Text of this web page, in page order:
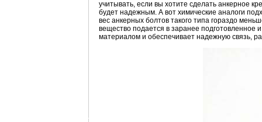
учитывать, если вы хотите сделать анкерное
будет надежным. А вот химические аналоги
вес анкерных болтов такого типа гораздо
вещество подается в заранее подготовленное
материалом и обеспечивает надежную связь,